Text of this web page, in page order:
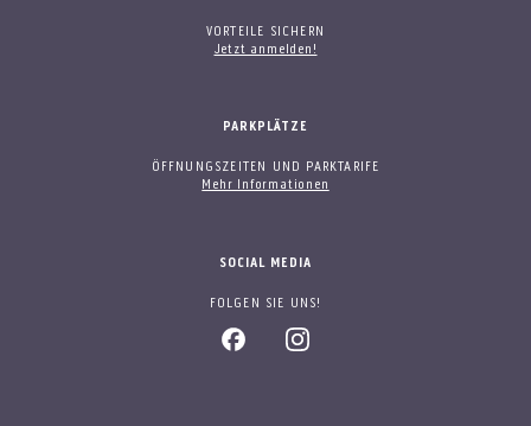
VORTEILE SICHERN
Jetzt anmelden!
PARKPLÄTZE
ÖFFNUNGSZEITEN UND PARKTARIFE
Mehr Informationen
SOCIAL MEDIA
FOLGEN SIE UNS!